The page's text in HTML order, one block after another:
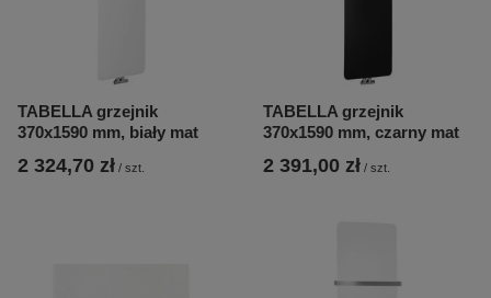
TABELLA grzejnik
370x1590 mm, biały mat
2 324,70 zł / szt.
TABELLA grzejnik
370x1590 mm, czarny mat
2 391,00 zł / szt.